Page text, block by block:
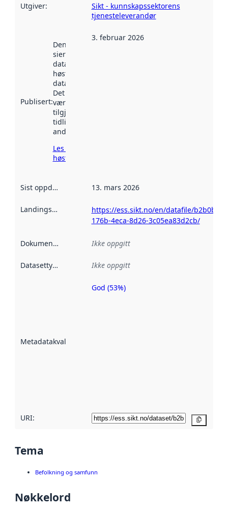
Utgiver:
Sikt - kunnskapssektorens
tjenesteleverandør
Publisert:
Denne datoen
sier når
datasettet ble
høstet av
data.norge.no.
Det kan ha
vært
tilgjengelig
tidligere
andre steder.
Les mer om
høsting her
3. februar 2026
Sist oppdatert 13. mars 2026
Landingsside
https://ess.sikt.no/en/datafile/
176b-4eca-8d26-3c05ea83d2cb/
Dokumentasjon Ikke oppgitt
Datasettype Ikke oppgitt
Metadatakvalitet
Metadatakvalitet
God (53%)
URI:
Tema
Befolkning og samfunn
Nøkkelord